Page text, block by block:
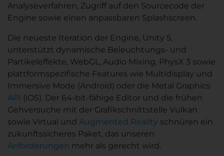
Analyseverfahren, Zugriff auf den Sourcecode der
Engine sowie einen anpassbaren Splashscreen.
Die neueste Iteration der Engine, Unity 5,
unterstützt dynamische Beleuchtungs- und
Partikeleffekte, WebGL, Audio Mixing, PhysX 3 sowie
plattformspezifische Features wie Multidisplay und
Immersive Mode (Android) oder die Metal Graphics
API (iOS). Der 64-bit-fähige Editor und die frühen
Gehversuche mit der Grafikschnittstelle Vulkan
sowie Virtual und Augmented Reality schnüren ein
zukunftssicheres Paket, das unseren
Anforderungen mehr als gerecht wird.